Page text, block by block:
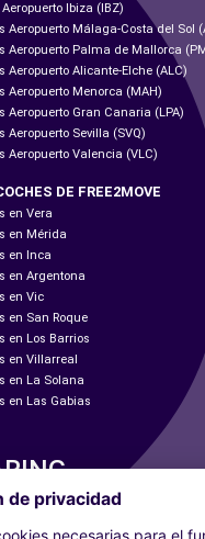
Ibiza (IBZ)
Aeropuerto Málaga-Costa del Sol
Aeropuerto Palma de Mallorca
Aeropuerto Alicante-Elche (ALC)
Aeropuerto Menorca (MAH)
Aeropuerto Gran Canaria (LPA)
Aeropuerto Sevilla (SVQ)
Aeropuerto Valencia (VLC)
DE FREE2MOVE
en Vera
en Mérida
en Inca
en Argentona
en Vic
en San Roque
en Los Barrios
en Villarreal
en La Solana
en Las Gabias